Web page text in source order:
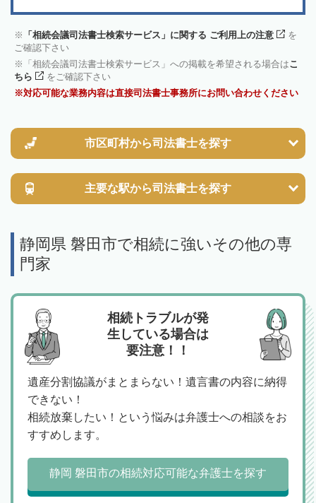
「相続会議司法書士検索サービス」に関する ご利用上の注意
を
ご確認下さい
「相続会議司法書士検索サービス」への掲載を希望される場合はこ
ちら
をご確認下さい
対応可能な業務内容は直接司法書士事務所にお問い合わせください
市区町村から司法書士を探す
主要な駅から司法書士を探す
静岡県 磐田市で相続に強いその他の専
門家
相続トラブルが発
生している場合は
要注意！！
遺産分割協議がまとまらない！遺言書の内容に納得
できない！
相続放棄したい！という悩みは弁護士への相談をお
すすめします。
静岡 磐田市の相続対応可能な弁護士を探す